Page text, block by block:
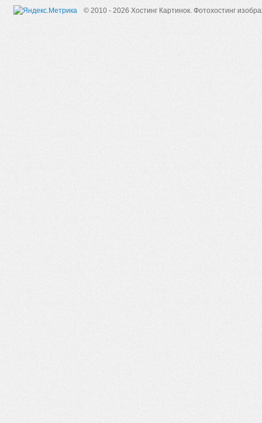
© 2010 - 2026 Хостинг Картинок. Фотохостинг